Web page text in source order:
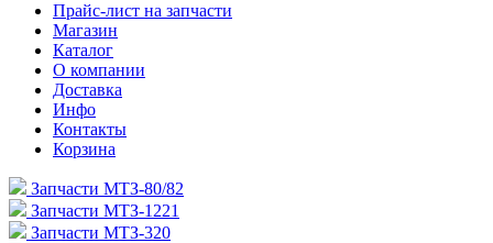
Прайс-лист на запчасти
Магазин
Каталог
О компании
Доставка
Инфо
Контакты
Корзина
Запчасти МТЗ-80/82
Запчасти МТЗ-1221
Запчасти МТЗ-320